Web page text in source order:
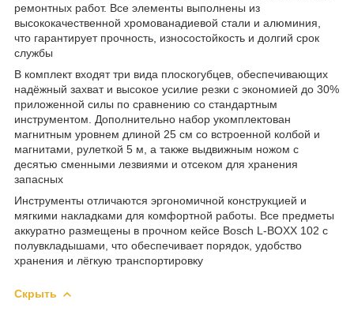
ремонтных работ. Все элементы выполнены из
высококачественной хромованадиевой стали и алюминия,
что гарантирует прочность, износостойкость и долгий срок
службы
В комплект входят три вида плоскогубцев, обеспечивающих
надёжный захват и высокое усилие резки с экономией до 30%
приложенной силы по сравнению со стандартным
инструментом. Дополнительно набор укомплектован
магнитным уровнем длиной 25 см со встроенной колбой и
магнитами, рулеткой 5 м, а также выдвижным ножом с
десятью сменными лезвиями и отсеком для хранения
запасных
Инструменты отличаются эргономичной конструкцией и
мягкими накладками для комфортной работы. Все предметы
аккуратно размещены в прочном кейсе Bosch L-BOXX 102 с
полувкладышами, что обеспечивает порядок, удобство
хранения и лёгкую транспортировку
Скрыть